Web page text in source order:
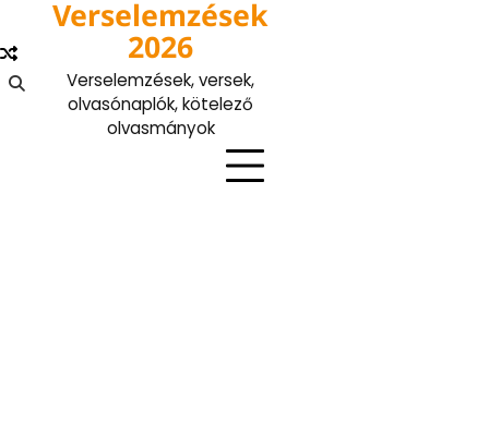
content
Verselemzések
2026
Verselemzések, versek,
olvasónaplók, kötelező
olvasmányok